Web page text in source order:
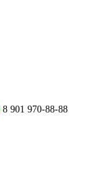
8 901 970-88-88